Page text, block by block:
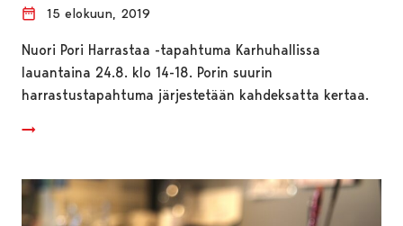
15 elokuun, 2019
Nuori Pori Harrastaa -tapahtuma Karhuhallissa
lauantaina 24.8. klo 14-18. Porin suurin
harrastustapahtuma järjestetään kahdeksatta kertaa.